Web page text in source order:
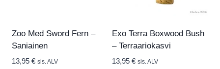
Zoo Med Sword Fern –
Saniainen
13,95 € sis. ALV
Exo Terra Boxwood Bush
– Terraariokasvi
13,95 € sis. ALV